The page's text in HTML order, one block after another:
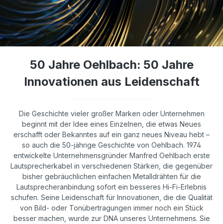
50 Jahre Oehlbach: 50 Jahre
Innovationen aus Leidenschaft
Die Geschichte vieler großer Marken oder Unternehmen
beginnt mit der Idee eines Einzelnen, die etwas Neues
erschafft oder Bekanntes auf ein ganz neues Niveau hebt –
so auch die 50-jährige Geschichte von Oehlbach. 1974
entwickelte Unternehmensgründer Manfred Oehlbach erste
Lautsprecherkabel in verschiedenen Stärken, die gegenüber
bisher gebräuchlichen einfachen Metalldrähten für die
Lautsprecheranbindung sofort ein besseres Hi-Fi-Erlebnis
schufen. Seine Leidenschaft für Innovationen, die die Qualität
von Bild- oder Tonübertragungen immer noch ein Stück
besser machen, wurde zur DNA unseres Unternehmens. Sie